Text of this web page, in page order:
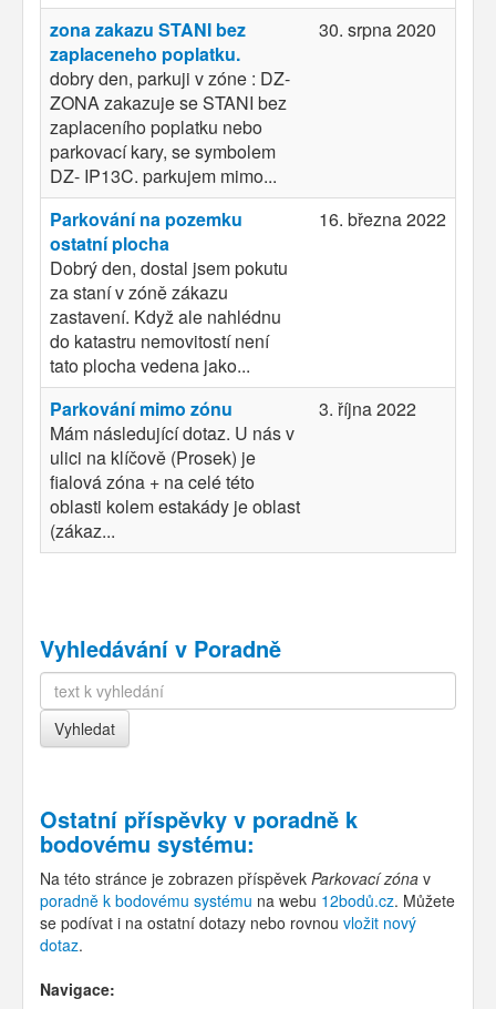
zona zakazu STANI bez
zaplaceneho poplatku.
dobry den, parkuji v zóne : DZ-
ZONA zakazuje se STANI bez
zaplaceního poplatku nebo
parkovací kary, se symbolem
DZ- IP13C. parkujem mimo...
30. srpna 2020
Parkování na pozemku
ostatní plocha
Dobrý den, dostal jsem pokutu
za staní v zóně zákazu
zastavení. Když ale nahlédnu
do katastru nemovitostí není
tato plocha vedena jako...
16. března 2022
Parkování mimo zónu
Mám následující dotaz. U nás v
ulici na klíčově (Prosek) je
fialová zóna + na celé této
oblasti kolem estakády je oblast
(zákaz...
3. října 2022
Vyhledávání v Poradně
Ostatní příspěvky v poradně k
bodovému systému:
Na této stránce je zobrazen příspěvek Parkovací zóna v
poradně k bodovému systému na webu 12bodů.cz. Můžete
se podívat i na ostatní dotazy nebo rovnou vložit nový
dotaz.
Navigace: